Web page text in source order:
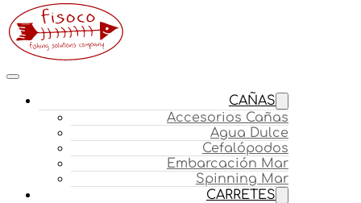
CAÑAS
Accesorios Cañas
Agua Dulce
Cefalópodos
Embarcación Mar
Spinning Mar
CARRETES